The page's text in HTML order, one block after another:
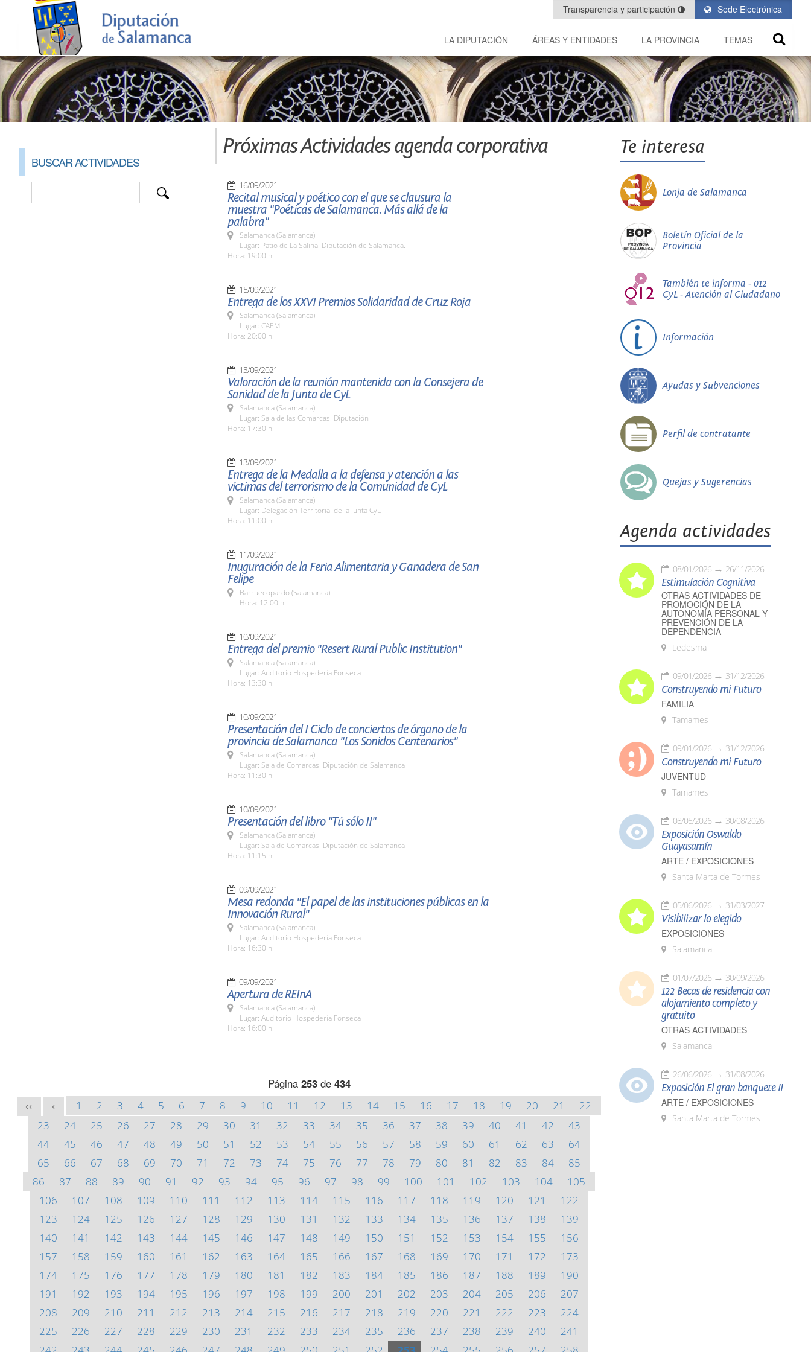
Sede Electrónica
Transparencia y participación
LA DIPUTACIÓN ÁREAS Y ENTIDADES LA PROVINCIA TEMAS
BUSCAR ACTIVIDADES
Próximas Actividades agenda corporativa
16/09/2021
Recital musical y poético con el que se clausura la
muestra "Poéticas de Salamanca. Más allá de la
palabra"
Salamanca (Salamanca)
Lugar: Patio de La Salina. Diputación de Salamanca.
Hora: 19:00 h.
15/09/2021
Entrega de los XXVI Premios Solidaridad de Cruz Roja
Salamanca (Salamanca)
Lugar: CAEM
Hora: 20:00 h.
13/09/2021
Valoración de la reunión mantenida con la Consejera de
Sanidad de la Junta de CyL
Salamanca (Salamanca)
Lugar: Sala de las Comarcas. Diputación
Hora: 17:30 h.
13/09/2021
Entrega de la Medalla a la defensa y atención a las
víctimas del terrorismo de la Comunidad de CyL
Salamanca (Salamanca)
Lugar: Delegación Territorial de la Junta CyL
Hora: 11:00 h.
11/09/2021
Inuguración de la Feria Alimentaria y Ganadera de San
Felipe
Barruecopardo (Salamanca)
Hora: 12:00 h.
10/09/2021
Entrega del premio "Resert Rural Public Institution"
Salamanca (Salamanca)
Lugar: Auditorio Hospedería Fonseca
Hora: 13:30 h.
10/09/2021
Presentación del I Ciclo de conciertos de órgano de la
provincia de Salamanca "Los Sonidos Centenarios"
Salamanca (Salamanca)
Lugar: Sala de Comarcas. Diputación de Salamanca
Hora: 11:30 h.
10/09/2021
Presentación del libro "Tú sólo II"
Salamanca (Salamanca)
Lugar: Sala de Comarcas. Diputación de Salamanca
Hora: 11:15 h.
09/09/2021
Mesa redonda "El papel de las instituciones públicas en la
Innovación Rural"
Salamanca (Salamanca)
Lugar: Auditorio Hospedería Fonseca
Hora: 16:30 h.
09/09/2021
Apertura de REInA
Salamanca (Salamanca)
Lugar: Auditorio Hospedería Fonseca
Hora: 16:00 h.
Página 253de 434
<< < 1 2 3 4 5 6 7 8 9 10 11 12 13 14 15 16 17 18 19 20 21
22
23
24 25 26 27 28 29 30 31 32 33 34 35 36 37 38 39 40 41 42
43
44
45 46 47 48 49 50 51 52 53 54 55 56 57 58 59 60 61 62 63
64
65
66 67 68 69 70 71 72 73 74 75 76 77 78 79 80 81 82 83 84
85
86
87 88 89 90 91 92 93 94 95 96 97 98 99 100 101 102 103 104
105
106
107 108 109 110 111 112 113 114 115 116 117 118 119 120 121
122
123
124 125 126 127 128 129 130 131 132 133 134 135 136 137 138
139
140
141 142 143 144 145 146 147 148 149 150 151 152 153 154 155
156
157
158 159 160 161 162 163 164 165 166 167 168 169 170 171 172
173
174
175 176 177 178 179 180 181 182 183 184 185 186 187 188 189
190
191
192 193 194 195 196 197 198 199 200 201 202 203 204 205 206
207
208
209 210 211 212 213 214 215 216 217 218 219 220 221 222 223
224
225
226 227 228 229 230 231 232 233 234 235 236 237 238 239 240
241
Te interesa
Lonja de Salamanca
Boletín Oficial de la
Provincia
También te informa - 012
CyL - Atención al Ciudadano
Información
Ayudas y Subvenciones
Perfil de contratante
Quejas y Sugerencias
Agenda actividades
08/01/2026 26/11/2026
Estimulación Cognitiva
OTRAS ACTIVIDADES DE
PROMOCIÓN DE LA
AUTONOMÍA PERSONAL Y
PREVENCIÓN DE LA
DEPENDENCIA
Ledesma
09/01/2026 31/12/2026
Construyendo mi Futuro
FAMILIA
Tamames
09/01/2026 31/12/2026
Construyendo mi Futuro
JUVENTUD
Tamames
08/05/2026 30/08/2026
Exposición Oswaldo
Guayasamín
ARTE / EXPOSICIONES
Santa Marta de Tormes
05/06/2026 31/03/2027
Visibilizar lo elegido
EXPOSICIONES
Salamanca
01/07/2026 30/09/2026
122 Becas de residencia con
alojamiento completo y
gratuito
OTRAS ACTIVIDADES
Salamanca
26/06/2026 31/08/2026
Exposición El gran banquete II
ARTE / EXPOSICIONES
Santa Marta de Tormes